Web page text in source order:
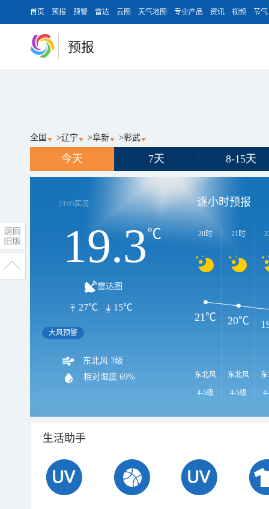
首页 预报 预警 雷达 云图 天气地图 专业产品 资讯 视频 节气
预报
全国 >辽宁 >阜新 >彰武
今天 7天 8-15天
23:05实况
19.3℃
雷达图
27℃ 15℃
大风预警
东北风 3级
相对湿度 69%
逐小时预报
20时
东北风
4-5级
21时
东北风
4-5级
21℃ 20℃
生活助手